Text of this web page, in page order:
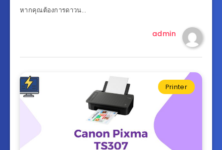
หากคุณต้องการดาวน…
admin
Printer